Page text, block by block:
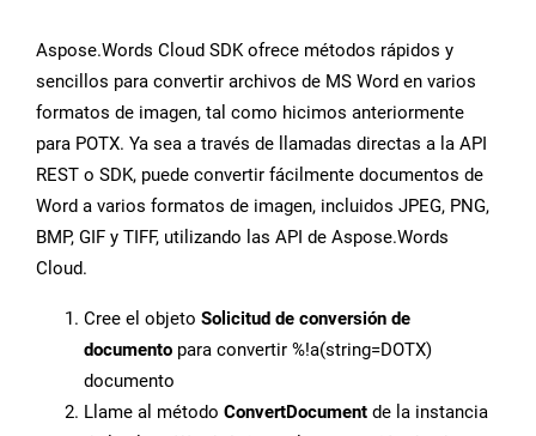
Aspose.Words Cloud SDK ofrece métodos rápidos y
sencillos para convertir archivos de MS Word en varios
formatos de imagen, tal como hicimos anteriormente
para POTX. Ya sea a través de llamadas directas a la API
REST o SDK, puede convertir fácilmente documentos de
Word a varios formatos de imagen, incluidos JPEG, PNG,
BMP, GIF y TIFF, utilizando las API de Aspose.Words
Cloud.
Cree el objeto Solicitud de conversión de
documento para convertir %!a(string=DOTX)
documento
Llame al método ConvertDocument de la instancia